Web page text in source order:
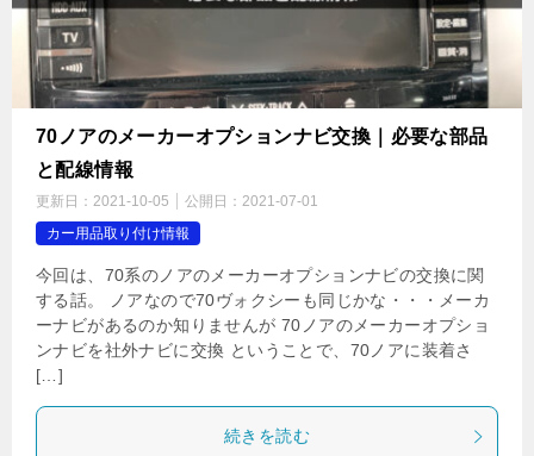
70ノアのメーカーオプションナビ交換｜必要な部品
と配線情報
更新日： 2021-10-05 公開日： 2021-07-01
カー用品取り付け情報
今回は、70系のノアのメーカーオプションナビの交換に関
する話。 ノアなので70ヴォクシーも同じかな・・・メーカ
ーナビがあるのか知りませんが 70ノアのメーカーオプショ
ンナビを社外ナビに交換 ということで、70ノアに装着さ
[…]
続きを読む